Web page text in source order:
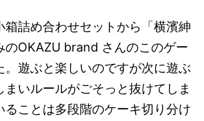
箱詰め合わせセットから「横濱紳
のOKAZU brand さんのこのゲー
。遊ぶと楽しいのですが次に遊ぶ
まいルールがごそっと抜けてしま
ることは多段階のケーキ切り分け